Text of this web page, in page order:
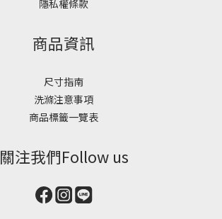
隱私權條款
商品資訊
尺寸指南
洗滌注意事項
商品標籤一覽表
關注我們Follow us